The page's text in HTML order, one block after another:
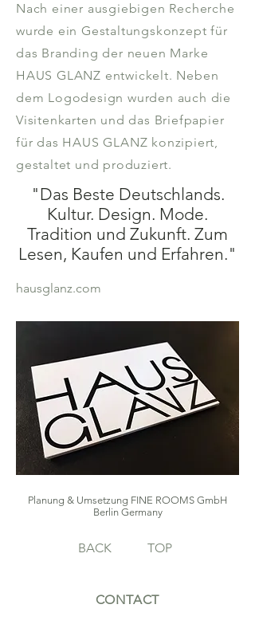
Nach einer ausgiebigen Recherche
wurde ein Gestaltungskonzept für
das Branding der neuen Marke
HAUS GLANZ entwickelt. Neben
dem Logodesign wurden auch die
Visitenkarten und das Briefpapier
für das HAUS GLANZ konzipiert,
gestaltet und produziert.
"Das Beste Deutschlands.
Kultur. Design. Mode.
Tradition und Zukunft. Zum
Lesen, Kaufen und Erfahren."
hausglanz.com
Planung & Umsetzung FINE ROOMS GmbH
Berlin Germany
BACK TOP
CONTACT